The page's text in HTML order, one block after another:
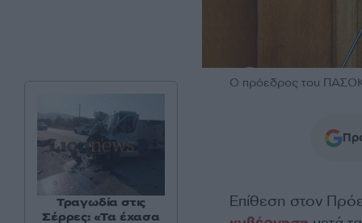
Ο πρόεδρος του
Επίθεση στον
Τραγωδία στις
Σέρρες: «Τα έχασα